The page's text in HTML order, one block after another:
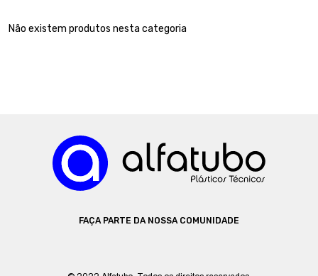
Não existem produtos nesta categoria
FAÇA PARTE DA NOSSA COMUNIDADE